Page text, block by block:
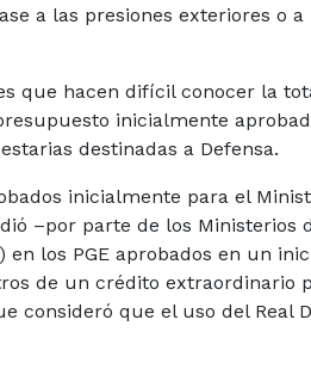
a las presiones exteriores o
que hacen difícil conocer la
inicialmente
destinadas a Defensa.
inicialmente para el
–por parte de los Ministerios
los PGE aprobados en un
de un crédito extraordinario
consideró que el uso del Real